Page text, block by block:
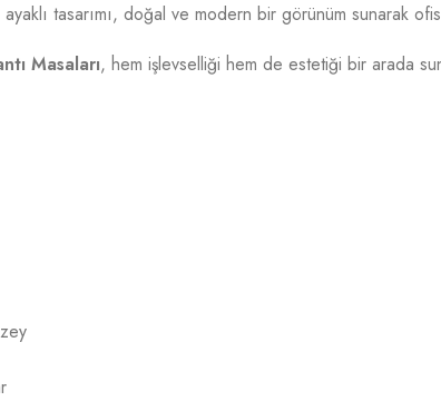
tasarımı, doğal ve modern bir görünüm sunarak
Masaları, hem işlevselliği hem de estetiği bir arada